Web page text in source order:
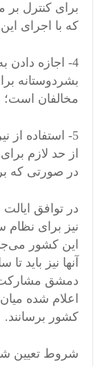
برای کنترل
که با اجرای
4- اجازه
بشردوستانه
مخالفان است؛
5- استفاده
از حد لازم
در صورتی که
در توافق
نیز برای نظام
این کشور
دمشق مشارکت
اعلام شده
کشور برسانند.
شروط تعیین